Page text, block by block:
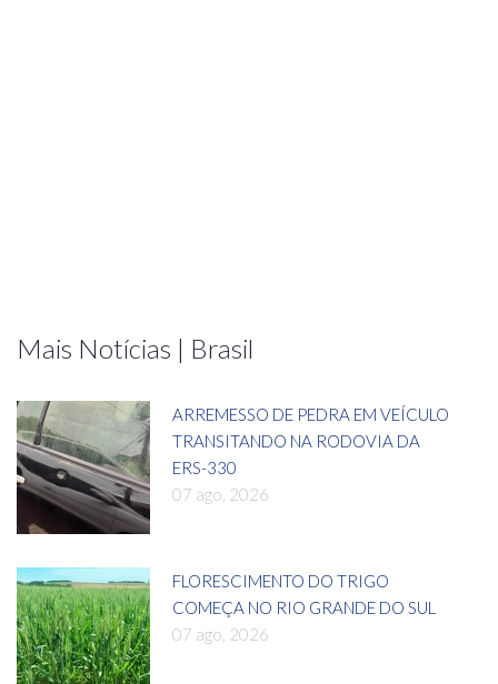
Mais Notícias | Brasil
ARREMESSO DE PEDRA EM VEÍCULO
TRANSITANDO NA RODOVIA DA
ERS-330
07 ago, 2026
FLORESCIMENTO DO TRIGO
COMEÇA NO RIO GRANDE DO SUL
07 ago, 2026